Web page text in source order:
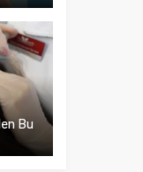
Bu